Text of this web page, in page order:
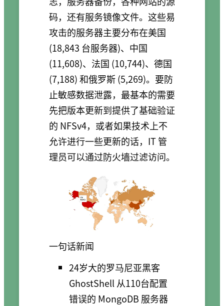
码，还有服务镜像文件。这些易
攻击的服务器主要分布在美国
(18,843 台服务器)、中国
(11,608)、法国 (10,744)、德国
(7,188) 和俄罗斯 (5,269)。要防
止敏感数据泄露，最基本的需要
先把版本更新到提供了基础验证
的 NFSv4，或者如果技术上不
允许进行一些更新的话，IT 管
理员可以通过防火墙过滤访问。
一句话新闻
24岁大的罗马尼亚黑客
GhostShell 从110台配置
错误的 MongoDB 服务器